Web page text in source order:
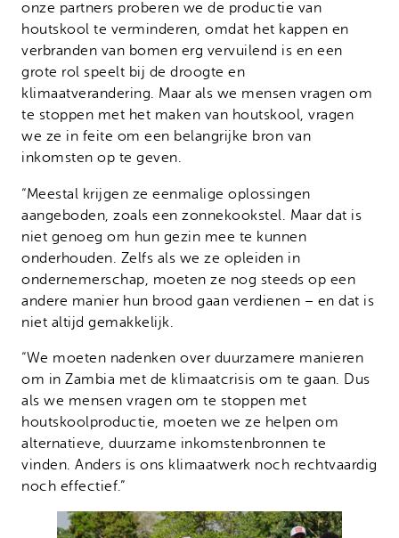
onze partners proberen we de productie van
houtskool te verminderen, omdat het kappen en
verbranden van bomen erg vervuilend is en een
grote rol speelt bij de droogte en
klimaatverandering. Maar als we mensen vragen om
te stoppen met het maken van houtskool, vragen
we ze in feite om een ​​belangrijke bron van
inkomsten op te geven.
“Meestal krijgen ze eenmalige oplossingen
aangeboden, zoals een zonnekookstel. Maar dat is
niet genoeg om hun gezin mee te kunnen
onderhouden. Zelfs als we ze opleiden in
ondernemerschap, moeten ze nog steeds op een
andere manier hun brood gaan verdienen – en dat is
niet altijd gemakkelijk.
“We moeten nadenken over duurzamere manieren
om in Zambia met de klimaatcrisis om te gaan. Dus
als we mensen vragen om te stoppen met
houtskoolproductie, moeten we ze helpen om
alternatieve, duurzame inkomstenbronnen te
vinden. Anders is ons klimaatwerk noch rechtvaardig
noch effectief.”